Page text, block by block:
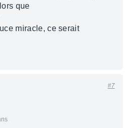
que
miracle, ce serait
#7